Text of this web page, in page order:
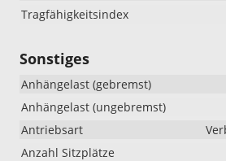
Tragfähigkeitsindex
Sonstiges
Anhängelast (gebremst)
Anhängelast (ungebremst)
Antriebsart
Anzahl Sitzplätze